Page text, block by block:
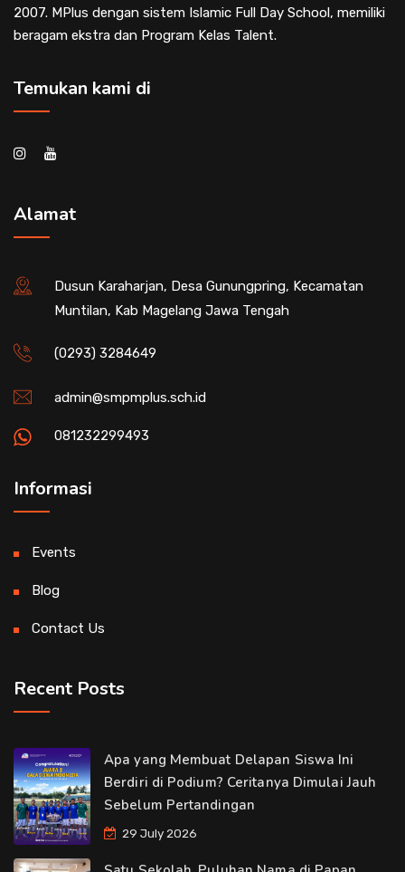
2007. MPlus dengan sistem Islamic Full Day School, memiliki
beragam ekstra dan Program Kelas Talent.
Temukan kami di
Alamat
Dusun Karaharjan, Desa Gunungpring, Kecamatan
Muntilan, Kab Magelang Jawa Tengah
(0293) 3284649
admin@smpmplus.sch.id
081232299493
Informasi
Events
Blog
Contact Us
Recent Posts
Apa yang Membuat Delapan Siswa Ini
Berdiri di Podium? Ceritanya Dimulai Jauh
Sebelum Pertandingan
29 July 2026